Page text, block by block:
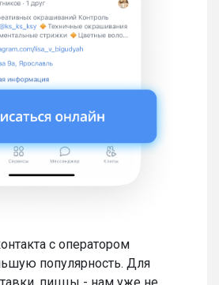
с оператором
популярность. Для
пиццы - нам уже не